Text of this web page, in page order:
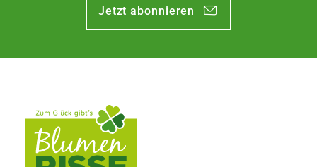
Jetzt abonnieren